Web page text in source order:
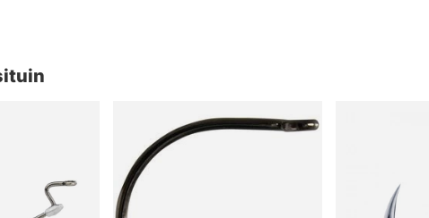
ota rohkeasti yhteyttä ja kysy neuvoa.